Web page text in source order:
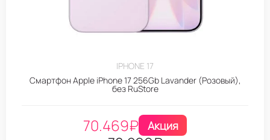
IPHONE 17
Смартфон Apple iPhone 17 256Gb Lavander (Розовый),
без RuStore
70.469₽ Акция